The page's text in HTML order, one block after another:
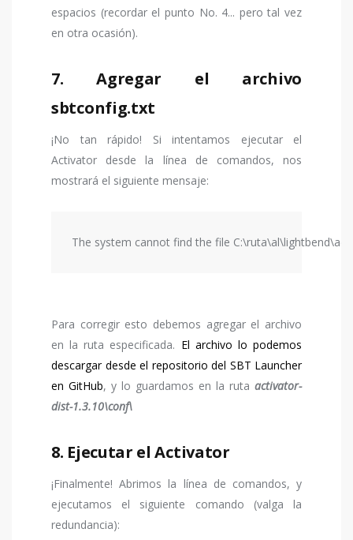
espacios (recordar el punto No. 4... pero tal vez
en otra ocasión).
7. Agregar el archivo
sbtconfig.txt
¡No tan rápido! Si intentamos ejecutar el
Activator desde la línea de comandos, nos
mostrará el siguiente mensaje:
The system cannot find the file
Para corregir esto debemos agregar el archivo
en la ruta especificada. El archivo lo podemos
descargar desde el repositorio del SBT Launcher
en GitHub, y lo guardamos en la ruta activator-
dist-1.3.10\conf\
8. Ejecutar el Activator
¡Finalmente! Abrimos la línea de comandos, y
ejecutamos el siguiente comando (valga la
redundancia):